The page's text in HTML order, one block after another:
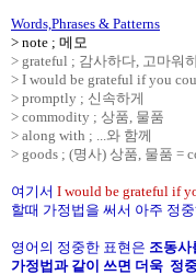
Words,Phrases & Patterns
> note ; 메모
> grateful ; 감사하다, 고마워
> I would be grateful if you
> promptly ; 신속하게
> commodity ; 상품, 물품
> along with ; ...와 함께
> goods ; (명사) 상품, 물품 =
여기서 I would be grateful if
할때 가정법을 써서 아주 정
영어의 정중한 표현은 조동사
가정법과 같이 쓰면 더욱 정